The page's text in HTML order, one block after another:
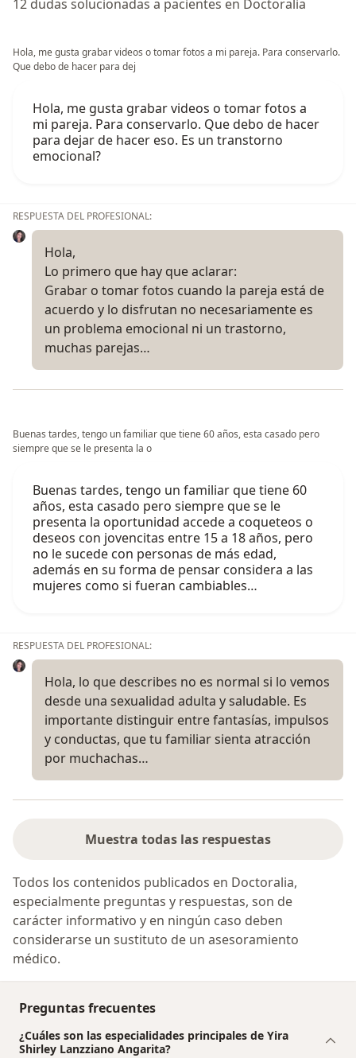
12 dudas solucionadas a pacientes en Doctoralia
Hola, me gusta grabar videos o tomar fotos a mi pareja. Para conservarlo.
Que debo de hacer para dej
Hola, me gusta grabar videos o tomar fotos a
mi pareja. Para conservarlo. Que debo de hacer
para dejar de hacer eso. Es un transtorno
emocional?
RESPUESTA DEL PROFESIONAL:
Hola,
Lo primero que hay que aclarar:
Grabar o tomar fotos cuando la pareja está de
acuerdo y lo disfrutan no necesariamente es
un problema emocional ni un trastorno,
muchas parejas…
Buenas tardes, tengo un familiar que tiene 60 años, esta casado pero
siempre que se le presenta la o
Buenas tardes, tengo un familiar que tiene 60
años, esta casado pero siempre que se le
presenta la oportunidad accede a coqueteos o
deseos con jovencitas entre 15 a 18 años, pero
no le sucede con personas de más edad,
además en su forma de pensar considera a las
mujeres como si fueran cambiables…
RESPUESTA DEL PROFESIONAL:
Hola, lo que describes no es normal si lo vemos
desde una sexualidad adulta y saludable. Es
importante distinguir entre fantasías, impulsos
y conductas, que tu familiar sienta atracción
por muchachas…
Muestra todas las respuestas
Todos los contenidos publicados en Doctoralia,
especialmente preguntas y respuestas, son de
carácter informativo y en ningún caso deben
considerarse un sustituto de un asesoramiento
médico.
Preguntas frecuentes
¿Cuáles son las especialidades principales de Yira
Shirley Lanzziano Angarita?